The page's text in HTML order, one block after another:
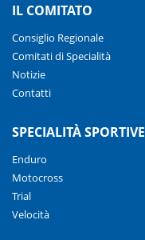
IL COMITATO
Consiglio Regionale
Comitati di Specialità
Notizie
Contatti
SPECIALITÀ SPORTIVE
Enduro
Motocross
Trial
Velocità